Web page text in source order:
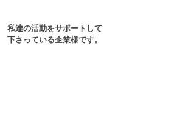
私達の活動をサポートして
下さっている企業様です。